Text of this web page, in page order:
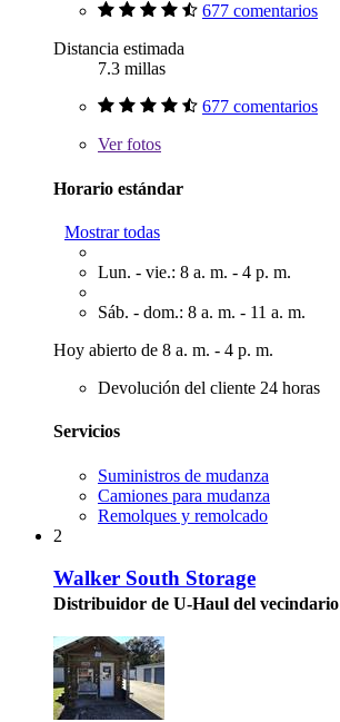
677 comentarios
Distancia estimada
7.3 millas
677 comentarios
Verfotos
Horario estándar
Mostrar todas
Lun. - vie.: 8 a. m. - 4 p. m.
Sáb. - dom.: 8 a. m. - 11 a. m.
Hoy abierto de 8 a. m. - 4 p. m.
Devolución del cliente 24 horas
Servicios
Suministros de mudanza
Camiones para mudanza
Remolques y remolcado
2
Walker South Storage
Distribuidor de U-Haul del vecindario